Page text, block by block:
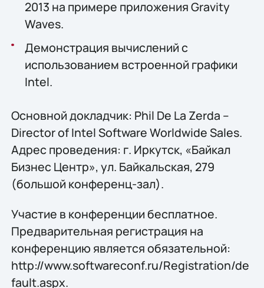
2013 на примере приложения Gravity
Waves.
Демонстрация вычислений с
использованием встроенной графики
Intel.
Основной докладчик: Phil De La Zerda –
Director of Intel Software Worldwide Sales.
Адрес проведения: г. Иркутск, «Байкал
Бизнес Центр», ул. Байкальская, 279
(большой конференц-зал).
Участие в конференции бесплатное.
Предварительная регистрация на
конференцию является обязательной:
http://www.softwareconf.ru/Registration/de
fault.aspx.